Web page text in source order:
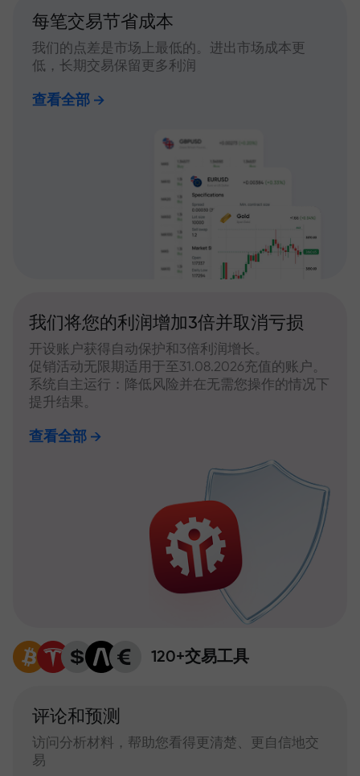
每笔交易节省成本
我们的点差是市场上最低的。进出市场成本更
低，长期交易保留更多利润
查看全部
我们将您的利润增加3倍并取消亏损
开设账户获得自动保护和3倍利润增长。
促销活动无限期适用于至31.08.2026充值的账户。
系统自主运行：降低风险并在无需您操作的情况下
提升结果。
查看全部
120+交易工具
评论和预测
访问分析材料，帮助您看得更清楚、更自信地交
易